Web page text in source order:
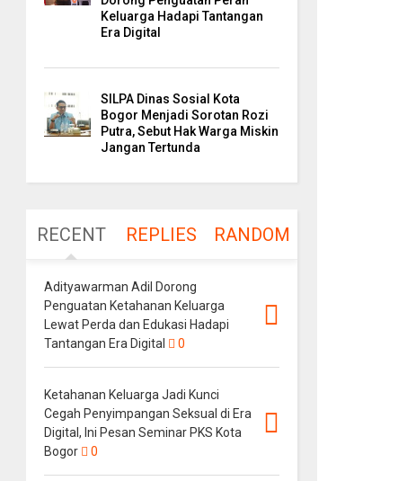
Keluarga Hadapi Tantangan
Era Digital
SILPA Dinas Sosial Kota
Bogor Menjadi Sorotan Rozi
Putra, Sebut Hak Warga Miskin
Jangan Tertunda
RECENT REPLIES RANDOM
Adityawarman Adil Dorong
Penguatan Ketahanan Keluarga
Lewat Perda dan Edukasi Hadapi
Tantangan Era Digital
0
Ketahanan Keluarga Jadi Kunci
Cegah Penyimpangan Seksual di Era
Digital, Ini Pesan Seminar PKS Kota
Bogor
0